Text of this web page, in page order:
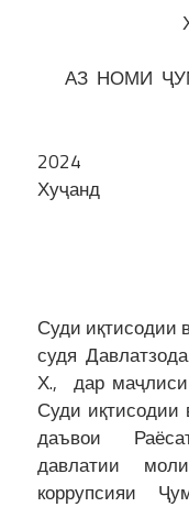
АЗ НОМИ
18
Хуҷанд
Суди иқтисодии
судя
Х., дар
Суди иқтисодии
даъвои
давлатии
коррупсияи